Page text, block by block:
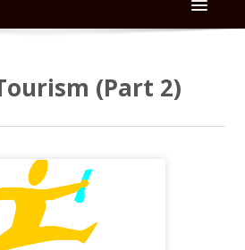
Rechercher
cours
(Part 2)